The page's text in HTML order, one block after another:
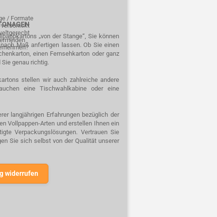
/ Formate
verschickt
„von der Stange“, Sie können
Maß anfertigen lassen. Ob Sie einen
einen Fernsehkarton oder ganz
genau richtig.
stellen wir auch zahlreiche andere
eine Tischwahlkabine oder eine
langjährigen Erfahrungen bezüglich der
Vollpappen-Arten und erstellen Ihnen ein
Verpackungslösungen. Vertrauen Sie
Sie sich selbst von der Qualität unserer
widerrufen